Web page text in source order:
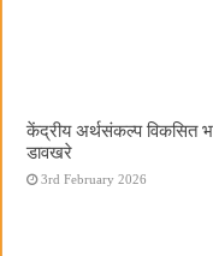
केंद्रीय अर्थसंकल्प विकसित
डावखरे
3rd February 2026